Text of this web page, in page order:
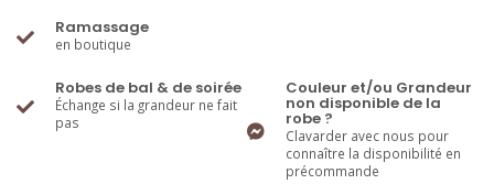
Ramassage
en boutique
Robes de bal & de soirée
Échange si la grandeur ne fait
pas
Couleur et/ou Grandeur
non disponible de la
robe ?
Clavarder avec nous pour
connaître la disponibilité en
précommande